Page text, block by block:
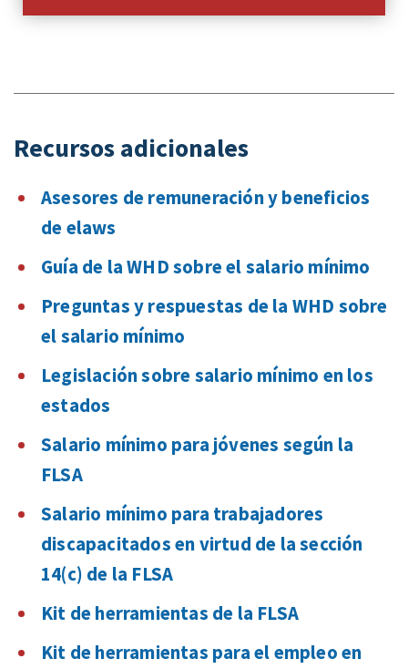
Recursos adicionales
Asesores de remuneración y beneficios
de elaws
Guía de la WHD sobre el salario mínimo
Preguntas y respuestas de la WHD sobre
el salario mínimo
Legislación sobre salario mínimo en los
estados
Salario mínimo para jóvenes según la
FLSA
Salario mínimo para trabajadores
discapacitados en virtud de la sección
14(c) de la FLSA
Kit de herramientas de la FLSA
Kit de herramientas para el empleo en